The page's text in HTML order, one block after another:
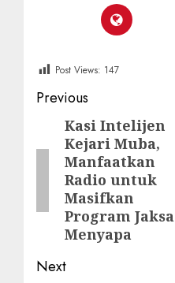
Post Views: 147
Post
navigation
Previous
Previous
post:
Kasi Intelijen
Kejari Muba,
Manfaatkan
Radio untuk
Masifkan
Program Jaksa
Menyapa
Next